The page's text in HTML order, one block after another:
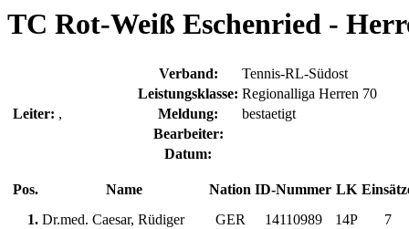
TC Rot-Weiß Eschenried -
Leiter: ,
Verband:
Tennis-RL-Südost
Leistungsklasse: Regionalliga Herren 70
Meldung:
bestaetigt
Bearbeiter:
Datum:
Pos. Name Nation ID-Nummer LK
1. Dr.med. Caesar, Rüdiger GER 14110989 14P
7